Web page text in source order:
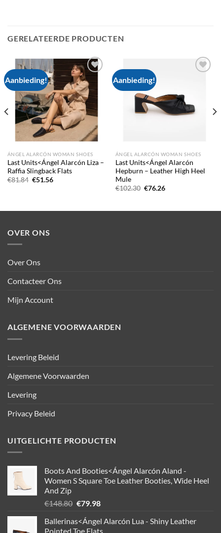
GERELATEERDE PRODUCTEN
Aanbieding!
Add to
wishlist
ÁNGEL ALARCÓN WOMAN SHOES
Last Units<Ángel Alarcón Liza –
Raffia Slingback Flats
€81.84 Oorspronkelijke
€51.56Huidige
Aanbieding!
ÁNGEL ALARCÓN WOMAN SHOES
Last Units<Ángel Alarcón
Hepburn – Leather High Heel
Mule
€102.30 Oorspronkelijke
€76.26Huidige
OVER ONS
Over Ons
Contacteer Ons
Mijn Account
ALGEMENE VOORWAARDEN
Levering Beleid
Algemene Voorwaarden
Levering
Privacy Beleid
UITGELICHTE PRODUCTEN
Boots And Booties<Ángel Alarcón Aland -
Women S Square Toe Leather Booties, Wide Heel
And Zip
€148.80 Oorspronkelijke
was:
€79.98Huidige
is:
Ballerinas<Ángel Alarcón Lua - Shiny Leather
Pointed Toe Flats